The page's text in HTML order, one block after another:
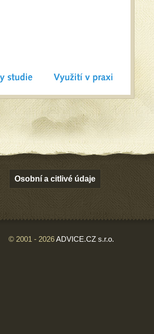
Osobní a citlivé údaje
© 2001 - 2026ADVICE.CZ s.r.o.